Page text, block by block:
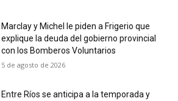
Marclay y Michel le piden a Frigerio que
explique la deuda del gobierno provincial
con los Bomberos Voluntarios
5 de agosto de 2026
Entre Ríos se anticipa a la temporada y